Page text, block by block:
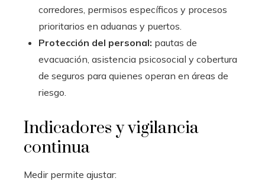
corredores, permisos específicos y procesos
prioritarios en aduanas y puertos.
Protección del personal: pautas de
evacuación, asistencia psicosocial y cobertura
de seguros para quienes operan en áreas de
riesgo.
Indicadores y vigilancia
continua
Medir permite ajustar: